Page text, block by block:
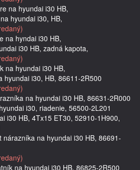
na hyundai i30 HB,
hyundai i30, HB,
na hyndai i30 HB,
i30 HB, zadná kapota,
na hyundai i30 HB,
hyundai i30, HB, 86611-2R500
na hyundai i30 HB, 86631-2R000
i30, riadenie, 56500-2L201
i30 HB, 4Tx15 ET30, 52910-1H900,
nárazníka na hyundai i30 HB, 86691-
na hyundai i30 HB, 86825-2R500